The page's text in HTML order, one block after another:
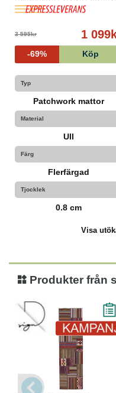
3 595kr 1
-69% Köp
Typ
Patchwork mattor
Material
Ull
Färg
Flerfärgad
Tjocklek
0.8 cm
Visa
Produkter från